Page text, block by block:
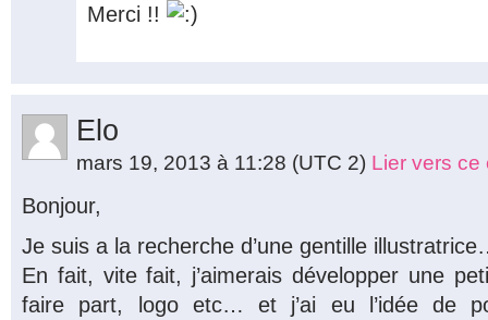
Merci !!
Elo
mars 19, 2013 à 11:28 (UTC 2) Lier vers ce
Bonjour,
Je suis a la recherche d’une gentille
En fait, vite fait, j’aimerais développer une
faire part, logo etc… et j’ai eu l’idée de